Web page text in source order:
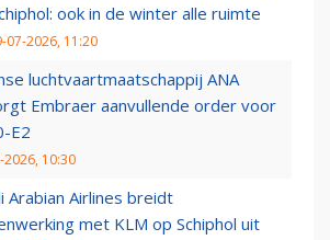
ook in de winter alle ruimte
07-2026, 11:20
luchtvaartmaatschappij ANA
Embraer aanvullende order voor
E2
2026, 10:30
Arabian Airlines breidt
met KLM op Schiphol uit